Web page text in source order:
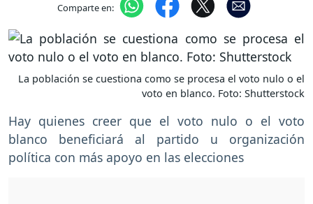
Comparte en:
La población se cuestiona como se procesa el voto nulo o el
voto en blanco. Foto: Shutterstock
Hay quienes creer que el voto nulo o el voto
blanco beneficiará al partido u organización
política con más apoyo en las elecciones